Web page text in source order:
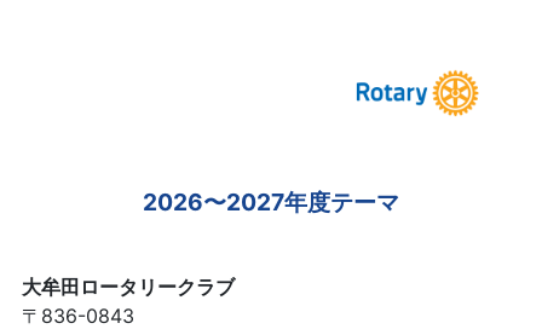
2026〜2027年度テーマ
大牟田ロータリークラブ
〒836-0843